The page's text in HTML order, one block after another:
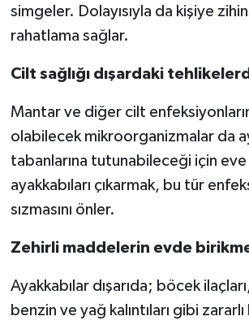
simgeler. Dolayısıyla da kişiye
rahatlama sağlar.
Cilt sağlığı dışardaki
Mantar ve diğer cilt
olabilecek mikroorganizmalar da
tabanlarına tutunabileceği için
ayakkabıları çıkarmak, bu tür
sızmasını önler.
Zehirli maddelerin evde
Ayakkabılar dışarıda; böcek
benzin ve yağ kalıntıları gibi